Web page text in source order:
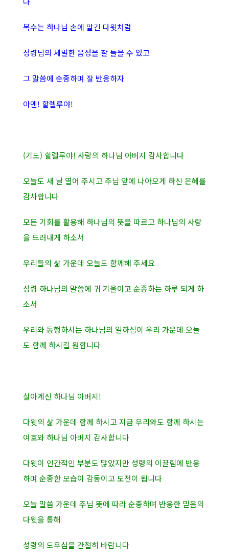
복수는 하나님 손에 맡긴 다윗처럼
성령님의 세밀한 음성을 잘 들을 수 있고
그 말씀에 순종하며 잘 반응하자
아멘! 할렐루야!
(기도) 할렐루야! 사랑의 하나님 아버지 감사합니다
오늘도 새 날 열어 주시고 주님 앞에 나아오게 하신 은혜를
감사합니다
모든 기회를 활용해 하나님의 뜻을 따르고 하나님의 사랑
을 드러내게 하소서
우리들의 삶 가운데 오늘도 함께해 주세요
성령 하나님의 말씀에 귀 기울이고 순종하는 하루 되게 하
소서
우리와 동행하시는 하나님의 일하심이 우리 가운데 오늘
도 함께 하시길 원합니다
살아계신 하나님 아버지!
다윗의 삶 가운데 함께 하시고 지금 우리와도 함께 하시는
여호와 하나님 아버지 감사합니다
다윗이 인간적인 부분도 많았지만 성령의 이끌림에 반응
하며 순종한 모습이 감동이고 도전이 됩니다
오늘 말씀 가운데 주님 뜻에 따라 순종하며 반응한 믿음의
다윗을 통해
성령의 도우심을 간절히 바랍니다